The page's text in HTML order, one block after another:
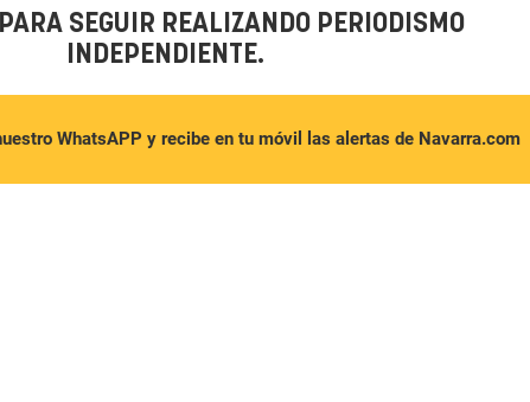
SEGUIR REALIZANDO PERIODISMO
INDEPENDIENTE.
WhatsAPP y recibe en tu móvil las alertas de Navarra.com